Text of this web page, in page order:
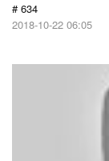
# 634
2018-10-22 06:05